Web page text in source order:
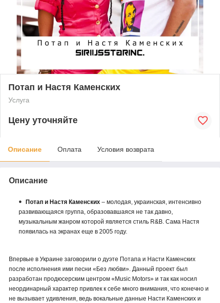
Потап и Настя Каменских
Услуга
Цену уточняйте
Описание Оплата Условия возврата
Описание
Потап и Настя Каменских – молодая, украинская, интенсивно
развивающаяся группа, образовавшаяся не так давно,
музыкальным жанром которой является стиль R&B. Сама Настя
появилась на экранах еще в 2005 году.
Впервые в Украине заговорили о дуэте Потапа и Насти Каменских
после исполнения ими песни «Без любви». Данный проект был
разработан продюсерским центром «Music Motors» и так как носил
неординарный характер привлек к себе много внимания, что конечно и
не вызывает удивления, ведь вокальные данные Насти Каменских и